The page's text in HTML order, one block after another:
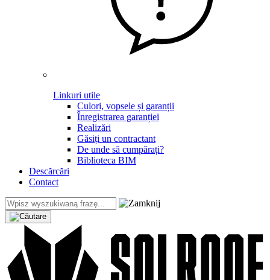
Linkuri utile
Culori, vopsele și garanții
Înregistrarea garanției
Realizări
Găsiți un contractant
De unde să cumpărați?
Biblioteca BIM
Descărcări
Contact